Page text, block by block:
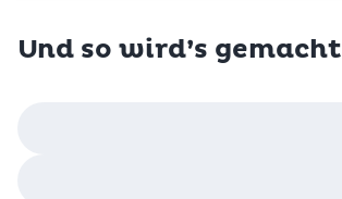
Und so wird’s gemacht